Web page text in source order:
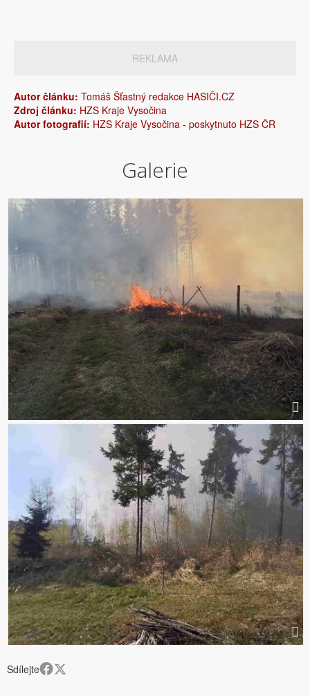
REKLAMA
Autor článku: Tomáš Šťastný redakce HASIČI.CZ
Zdroj článku: HZS Kraje Vysočina
Autor fotografií: HZS Kraje Vysočina - poskytnuto HZS ČR
Galerie
Sdílejte